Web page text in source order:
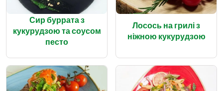
Сир буррата з
кукурудзою та соусом
песто
Лосось на грилі з
ніжною кукурудзою